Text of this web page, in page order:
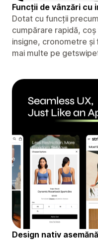
Funcții de vânzări cu
Dotat cu funcții
cumpărare rapidă,
insigne, cronometre
mai multe pe
Design nativ